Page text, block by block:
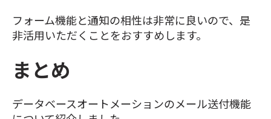
フォーム機能と通知の相性は非常に良いので、是
非活用いただくことをおすすめします。
まとめ
データベースオートメーションのメール送付機能